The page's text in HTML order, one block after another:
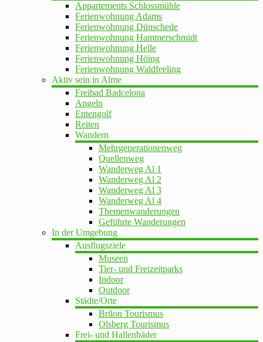
Appartements Schlossmühle
Ferienwohnung Adams
Ferienwohnung Dünschede
Ferienwohnung Hammerschmidt
Ferienwohnung Helle
Ferienwohnung Höing
Ferienwohnung Waldfeeling
Aktiv sein in Alme
Freibad Badcelona
Angeln
Entengolf
Reiten
Wandern
Mehrgenerationenweg
Quellenweg
Wanderweg Al 1
Wanderweg Al 2
Wanderweg Al 3
Wanderweg Al 4
Themenwanderungen
Geführte Wanderungen
In der Umgebung
Ausflugsziele
Museen
Tier- und Freizeitparks
Indoor
Outdoor
Städte/Orte
Brilon Tourismus
Olsberg Tourismus
Frei- und Hallenbäder